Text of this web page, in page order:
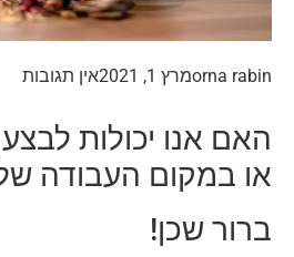
orna rabinמרץ 1, 2021 אין תגובות
האם אנו יכולות
או במקום העבודה
ברור שכן!